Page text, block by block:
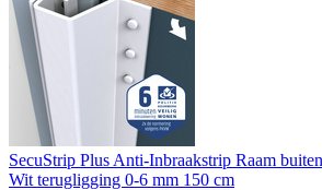
SecuStrip Plus Anti-Inbraakstrip Raam
Wit terugligging 0-6 mm 150 cm